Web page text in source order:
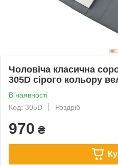
Чоловіча класична
305D сірого кольору
В наявності
Код: 305D
Роздріб
970 ₴